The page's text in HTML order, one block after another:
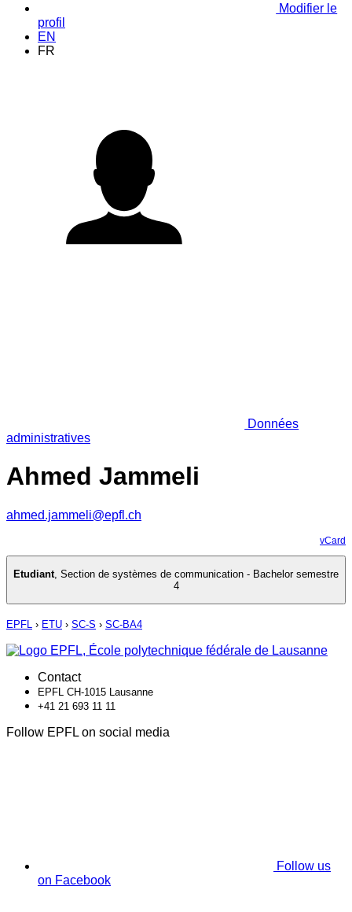
Modifier le
profil
EN
FR
Données
administratives
Ahmed Jammeli
ahmed.jammeli@epfl.ch
vCard
Etudiant, Section de systèmes de communication - Bachelor semestre
4
EPFL › ETU › SC-S › SC-BA4
Contact
EPFL CH-1015 Lausanne
+41 21 693 11 11
Follow EPFL on social media
Follow us
on Facebook